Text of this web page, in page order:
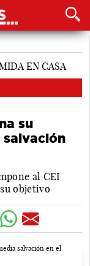
su
salvación
al CEI
objetivo